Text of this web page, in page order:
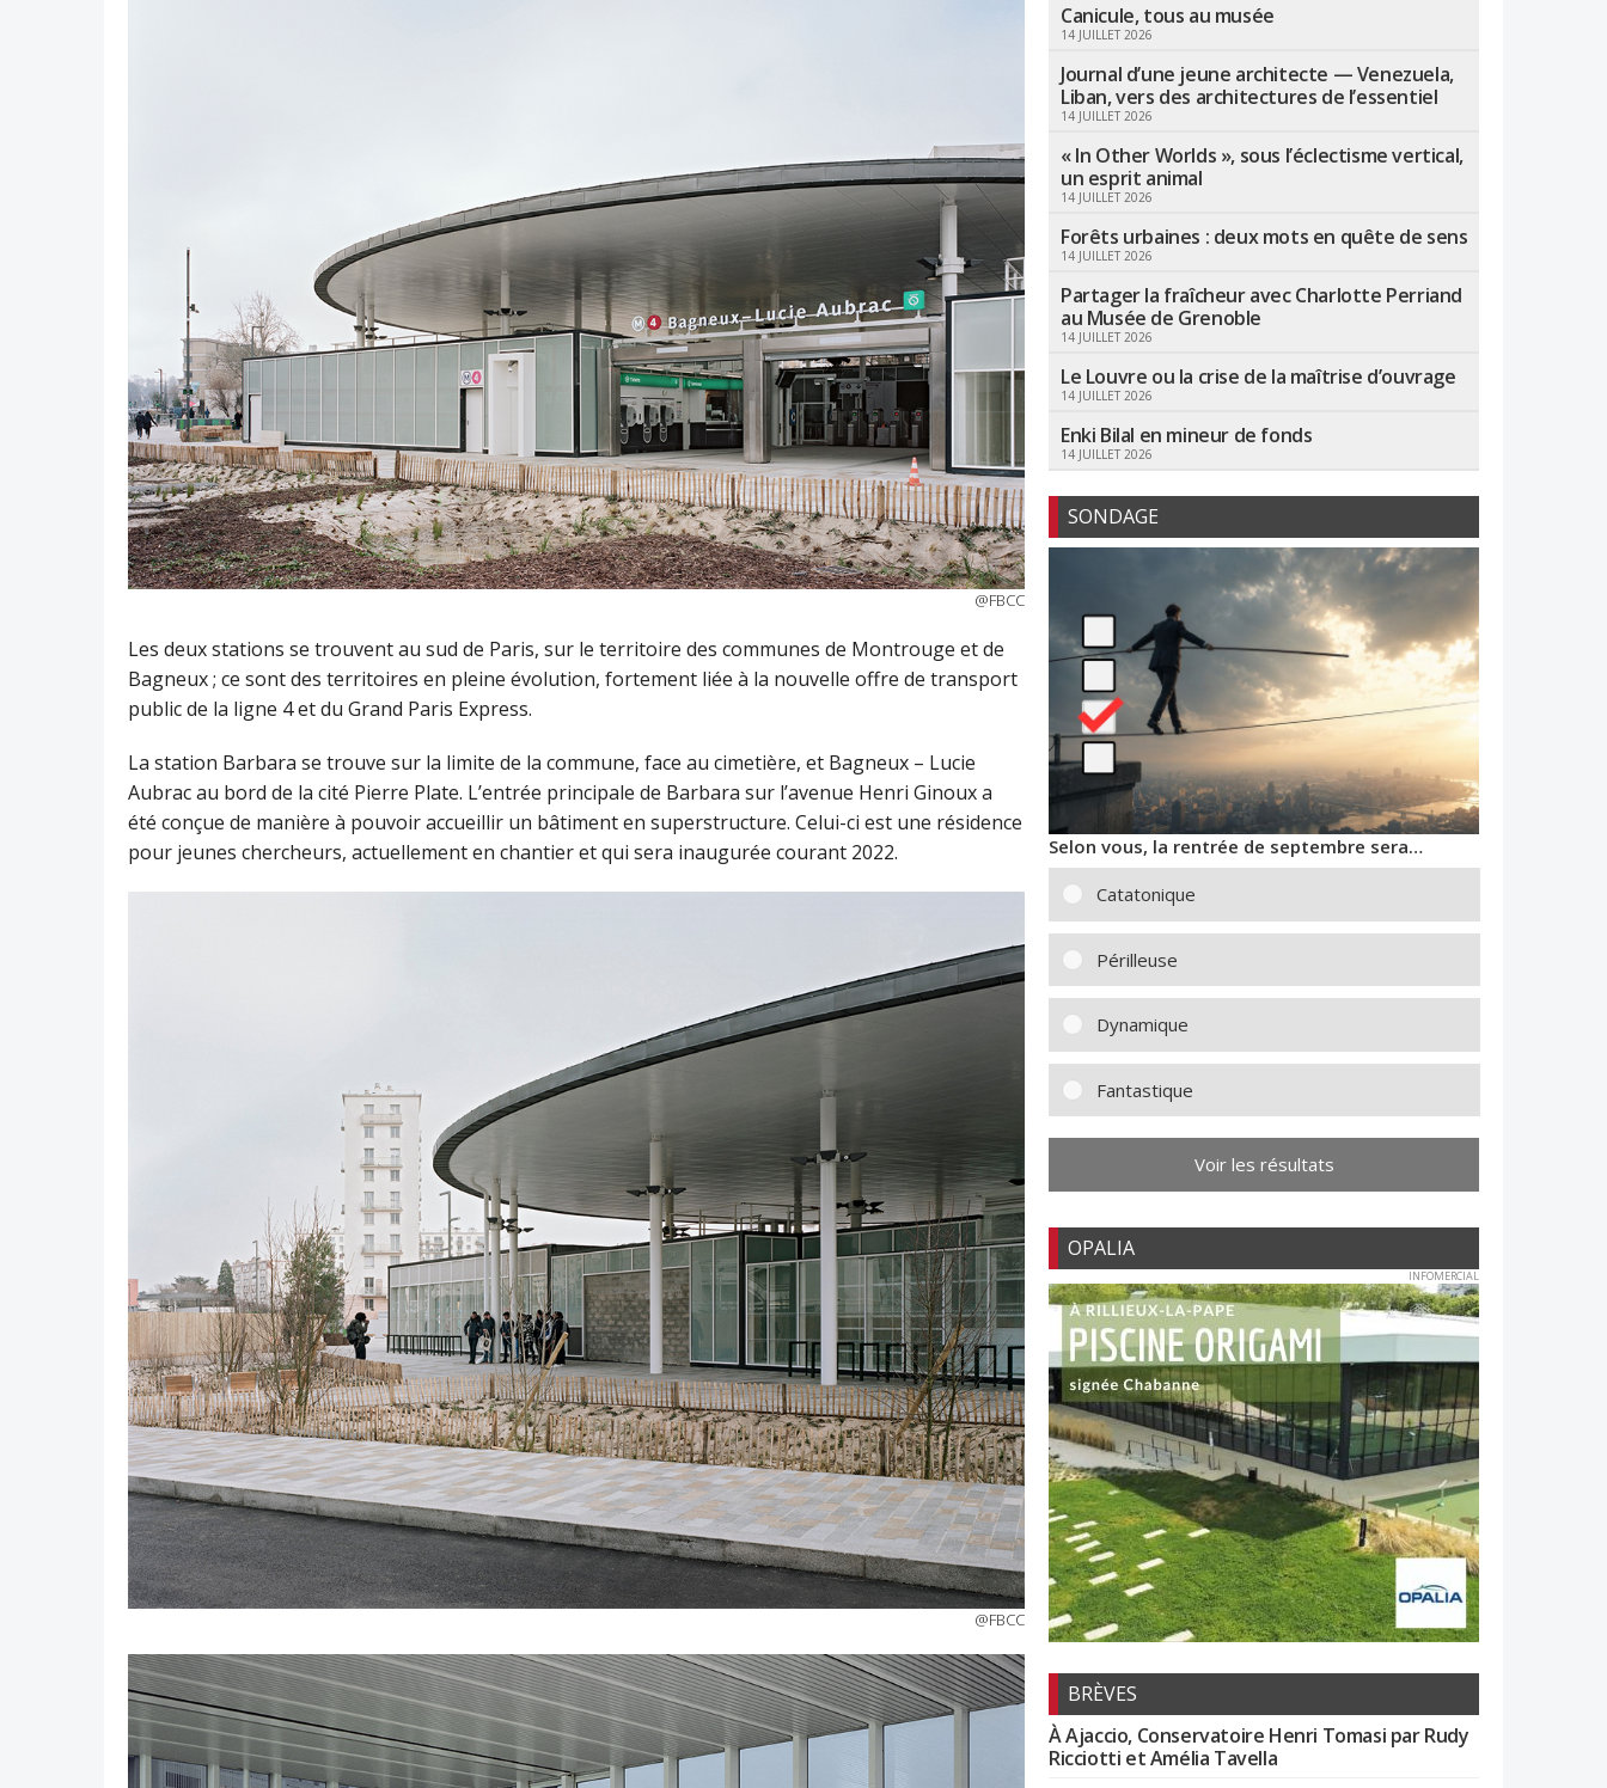
@FBCC
Les deux stations se trouvent au sud de Paris, sur le territoire des communes de Montrouge et de
Bagneux ; ce sont des territoires en pleine évolution, fortement liée à la nouvelle offre de transport
public de la ligne 4 et du Grand Paris Express.
La station Barbara se trouve sur la limite de la commune, face au cimetière, et Bagneux – Lucie
Aubrac au bord de la cité Pierre Plate. L’entrée principale de Barbara sur l’avenue Henri Ginoux a
été conçue de manière à pouvoir accueillir un bâtiment en superstructure. Celui-ci est une résidence
pour jeunes chercheurs, actuellement en chantier et qui sera inaugurée courant 2022.
@FBCC
Canicule, tous au musée
14 JUILLET 2026
Journal d’une jeune architecte — Venezuela,
Liban, vers des architectures de l’essentiel
14 JUILLET 2026
« In Other Worlds », sous l’éclectisme vertical,
un esprit animal
14 JUILLET 2026
Forêts urbaines : deux mots en quête de sens
14 JUILLET 2026
Partager la fraîcheur avec Charlotte Perriand
au Musée de Grenoble
14 JUILLET 2026
Le Louvre ou la crise de la maîtrise d’ouvrage
14 JUILLET 2026
Enki Bilal en mineur de fonds
14 JUILLET 2026
SONDAGE
Selon vous, la rentrée de septembre sera…
Catatonique
Périlleuse
Dynamique
Fantastique
Voir les résultats
OPALIA
INFOMERCIAL
BRÈVES
À Ajaccio, Conservatoire Henri Tomasi par Rudy
Ricciotti et Amélia Tavella